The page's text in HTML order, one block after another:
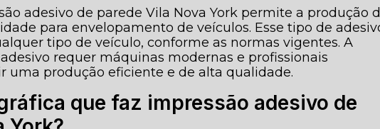
adesivo de parede Vila Nova York permite a produção
para envelopamento de veículos. Esse tipo de
tipo de veículo, conforme as normas vigentes. A
requer máquinas modernas e profissionais
uma produção eficiente e de alta qualidade.
que faz impressão adesivo de